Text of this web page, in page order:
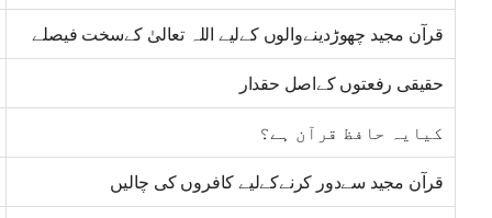
قرآن مجید چھوڑدینےوالوں کےلیے اللہ تعالیٰ کےسخت فیصلے
حقیقی رفعتوں کےاصل حقدار
کیایہ حافظ قرآن ہے؟
قرآن مجید سےدور کرنےکےلیے کافروں کی چالیں